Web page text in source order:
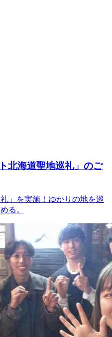
北海道聖地巡礼」のご
」を実施！ゆかりの地を巡
る。